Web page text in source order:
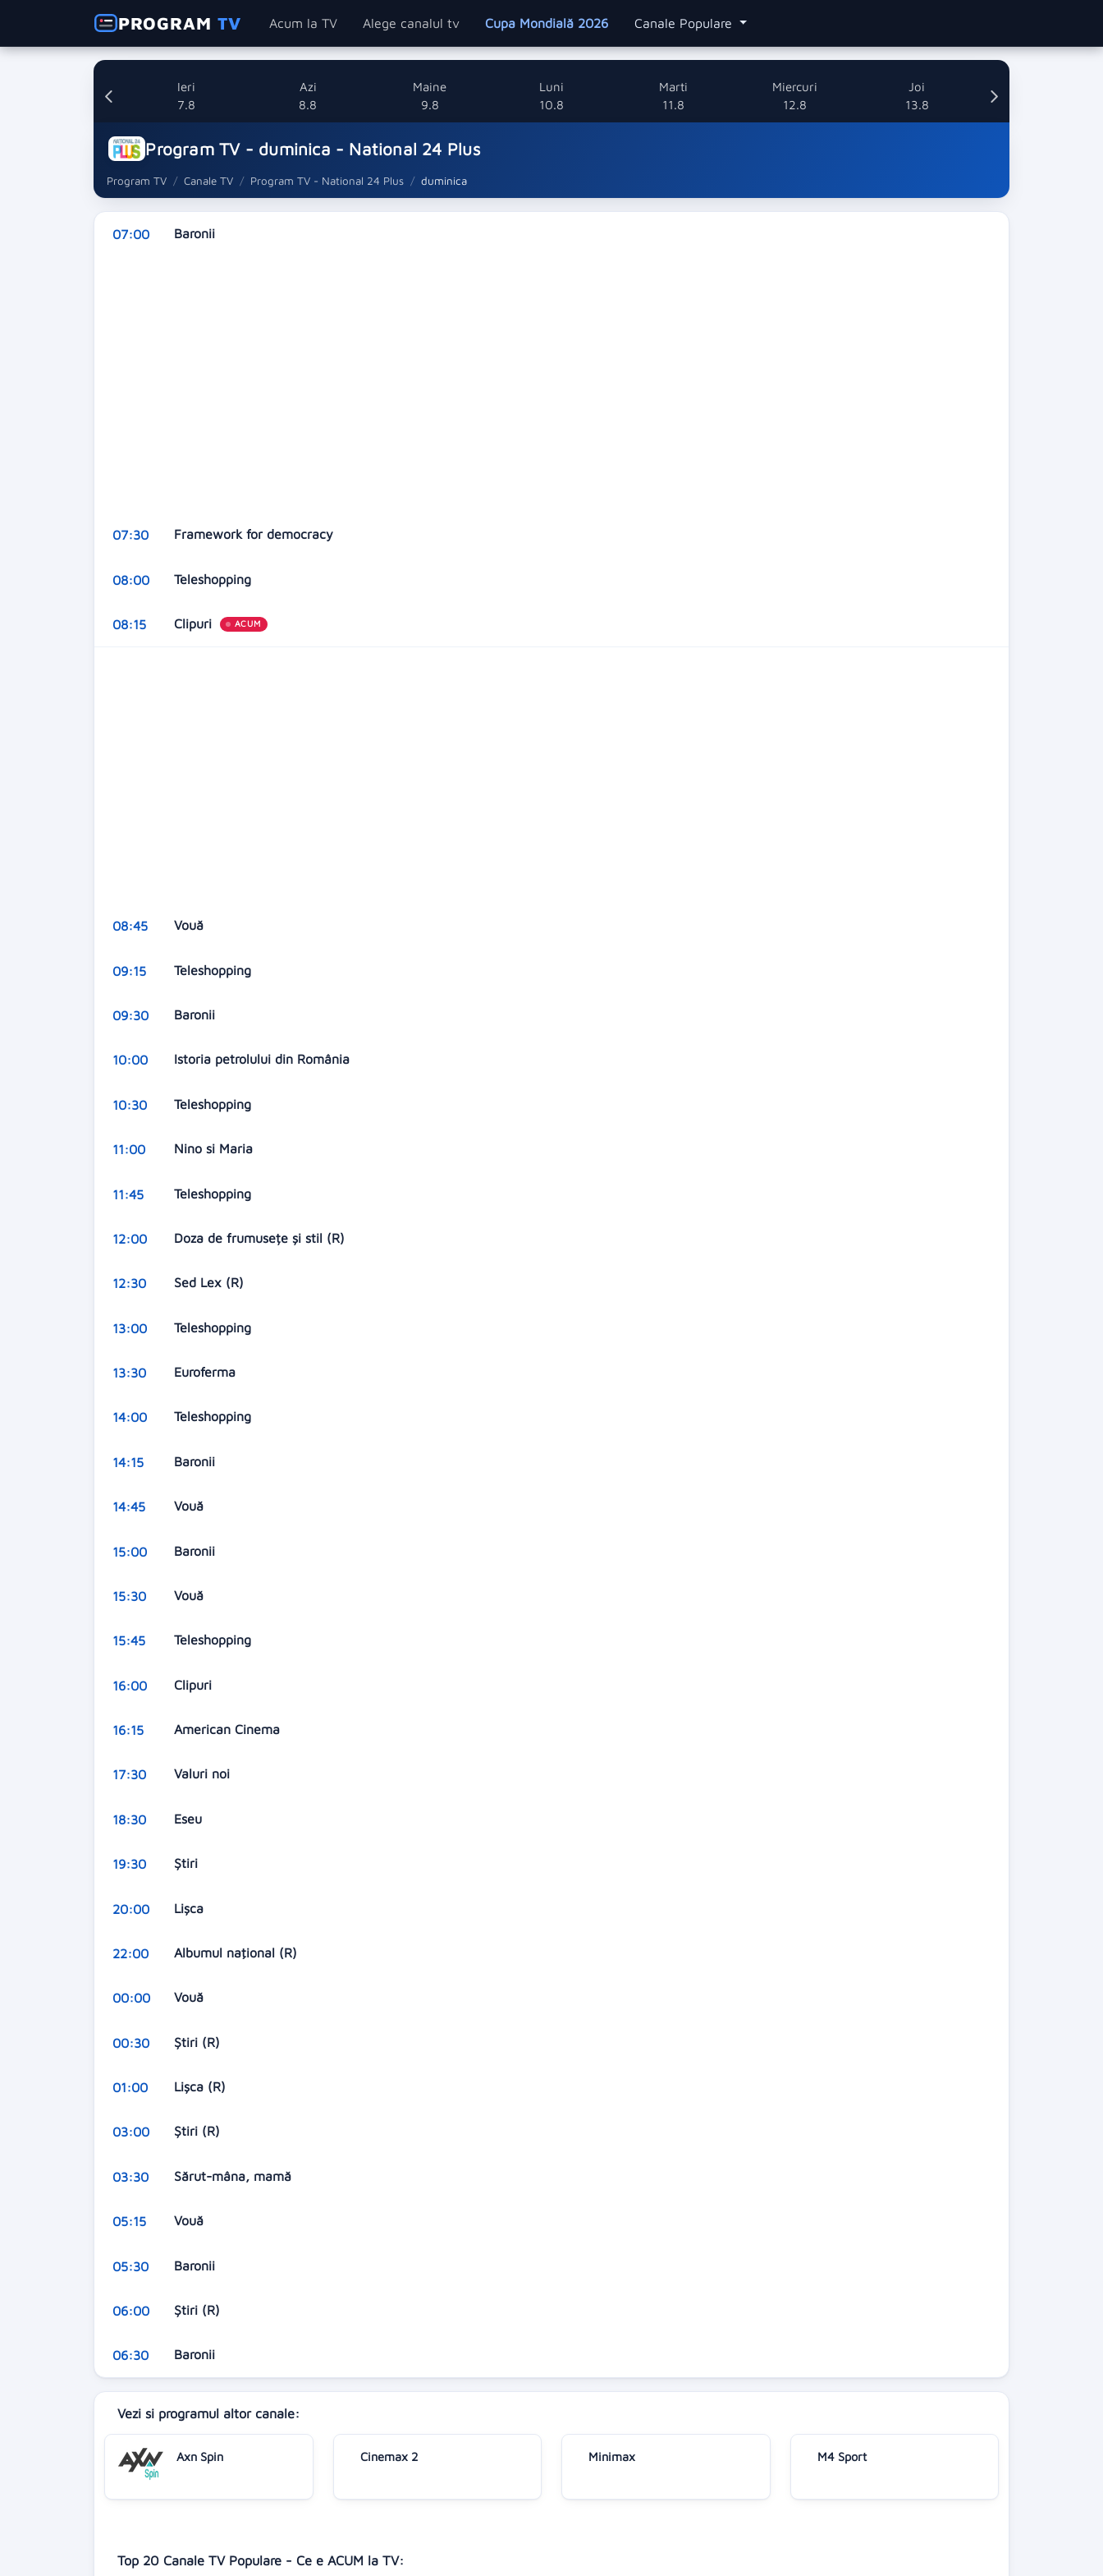
PROGRAMTV Acum la TV Alege canalul tv Cupa Mondială 2026 Canale Populare
Ieri
7.8
Azi
8.8
Maine
9.8
Luni
10.8
Marti
11.8
Miercuri
12.8
Joi
13.8
Program TV - duminica - National 24 Plus
Program TV Canale TV Program TV - National 24 Plus duminica
07:00 Baronii
07:30 Framework for democracy
08:00 Teleshopping
08:15 Clipuri ACUM
08:45 Vouă
09:15 Teleshopping
09:30 Baronii
10:00 Istoria petrolului din România
10:30 Teleshopping
11:00 Nino si Maria
11:45 Teleshopping
12:00 Doza de frumusețe și stil (R)
12:30 Sed Lex (R)
13:00 Teleshopping
13:30 Euroferma
14:00 Teleshopping
14:15 Baronii
14:45 Vouă
15:00 Baronii
15:30 Vouă
15:45 Teleshopping
16:00 Clipuri
16:15 American Cinema
17:30 Valuri noi
18:30 Eseu
19:30 Știri
20:00 Lișca
22:00 Albumul naţional (R)
00:00 Vouă
00:30 Știri (R)
01:00 Lișca (R)
03:00 Știri (R)
03:30 Sărut-mâna, mamă
05:15 Vouă
05:30 Baronii
06:00 Știri (R)
06:30 Baronii
Vezi si programul altor canale:
Axn Spin Cinemax 2 Minimax M4 Sport
Top 20 Canale TV Populare - Ce e ACUM la TV: